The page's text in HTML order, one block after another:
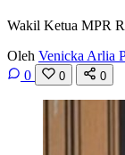
Wakil Ketua MPR
Oleh Venicka Arlia
0
0 0